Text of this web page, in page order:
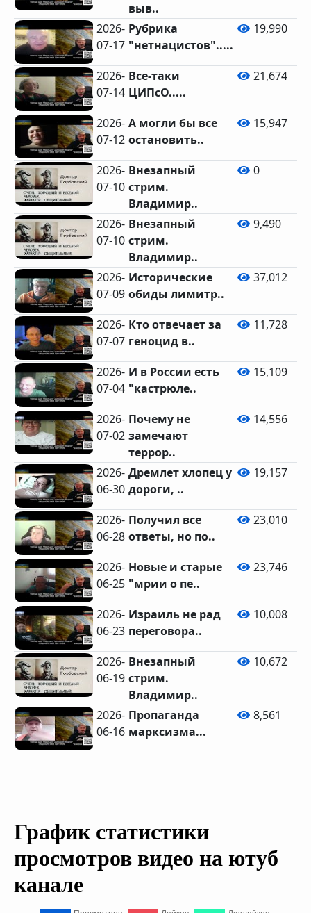
выв..
2026-
07-17
Рубрика
"нетнацистов".....
19,990
2026-
07-14
Все-таки
ЦИПсО.....
21,674
2026-
07-12
А могли бы все
остановить..
15,947
2026-
07-10
Внезапный
стрим.
Владимир..
0
2026-
07-10
Внезапный
стрим.
Владимир..
9,490
2026-
07-09
Исторические
обиды лимитр..
37,012
2026-
07-07
Кто отвечает за
геноцид в..
11,728
2026-
07-04
И в России есть
"кастрюле..
15,109
2026-
07-02
Почему не
замечают
террор..
14,556
2026-
06-30
Дремлет хлопец у
дороги, ..
19,157
2026-
06-28
Получил все
ответы, но по..
23,010
2026-
06-25
Новые и старые
"мрии о пе..
23,746
2026-
06-23
Израиль не рад
переговора..
10,008
2026-
06-19
Внезапный
стрим.
Владимир..
10,672
2026-
06-16
Пропаганда
марксизма...
8,561
График статистики
просмотров видео на ютуб
канале